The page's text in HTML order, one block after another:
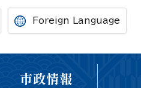
Foreign Language
市政情報